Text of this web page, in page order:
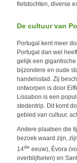
fietstochten, diverse
De cultuur van
Portugal kent meer
Portugal dan wel
gelijk een
bijzondere en oude
handelsstad. Zij
ontworpen is door
Lissabon is een
stedentrip. Dit komt
gebied van cultuur,
Andere plaatsen die
bezoek waard zijn,
14de eeuw), Évora
overblijfselen) en